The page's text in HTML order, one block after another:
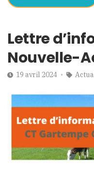
Lettre
Nouvelle-
19 avril 2024